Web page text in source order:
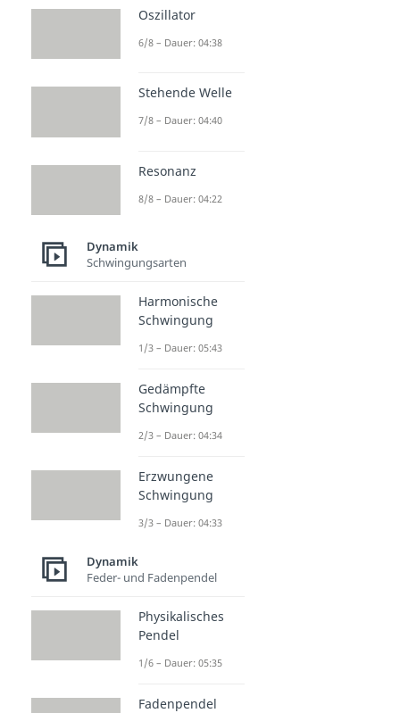
Oszillator
6/8 – Dauer: 04:38
Stehende Welle
7/8 – Dauer: 04:40
Resonanz
8/8 – Dauer: 04:22
Dynamik
Schwingungsarten
Harmonische
Schwingung
1/3 – Dauer: 05:43
Gedämpfte
Schwingung
2/3 – Dauer: 04:34
Erzwungene
Schwingung
3/3 – Dauer: 04:33
Dynamik
Feder- und Fadenpendel
Physikalisches
Pendel
1/6 – Dauer: 05:35
Fadenpendel